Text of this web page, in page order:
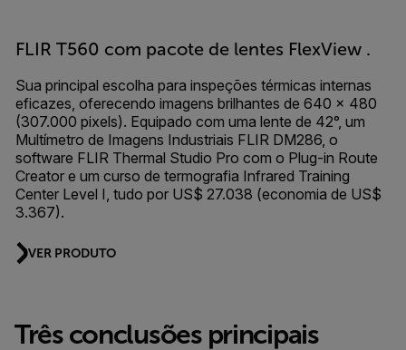
FLIR T560 com pacote de lentes FlexView .
Sua principal escolha para inspeções térmicas internas
eficazes, oferecendo imagens brilhantes de 640 × 480
(307.000 pixels). Equipado com uma lente de 42°, um
Multímetro de Imagens Industriais FLIR DM286, o
software FLIR Thermal Studio Pro com o Plug-in Route
Creator e um curso de termografia Infrared Training
Center Level I, tudo por US$ 27.038 (economia de US$
3.367).
VER PRODUTO
Três conclusões principais